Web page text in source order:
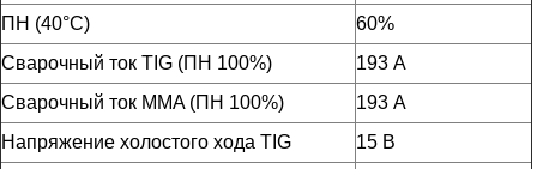
ПН (40°C)
60%
Сварочный ток TIG (ПН 100%)
193 А
Сварочный ток MMA (ПН 100%)
193 А
Напряжение холостого хода TIG
15 В